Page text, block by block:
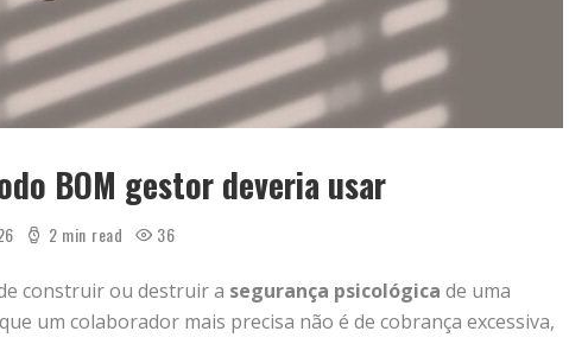
BOM gestor deveria usar
2 min read 36
construir ou destruir a segurança psicológica de uma
um colaborador mais precisa não é de cobrança excessiva,